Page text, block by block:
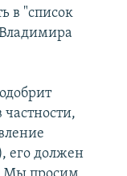
в "список
его должен